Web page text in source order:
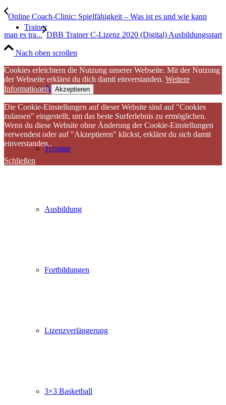
Trainer
Allgemeines
Termine
Ausbildung
Fortbildungen
Lizenzverlängerung
3×3 Basketball
Online Coach-Clinic: Spielfähigkeit – Was ist es und wie kann
man es tra... DBB Trainer C-Lizenz 2020 (Digital) Ausbildungsstart
Nach oben scrollen
Cookies erleichtern die Nutzung unserer Webseite. Mit der Nutzung
der Webseite erklärst du dich damit einverstanden. Weitere
Informationen
Akzeptieren
Die Cookie-Einstellungen auf dieser Website sind auf "Cookies
zulassen" eingestellt, um das beste Surferlebnis zu ermöglichen.
Wenn du diese Website ohne Änderung der Cookie-Einstellungen
verwendest oder auf "Akzeptieren" klickst, erklärst du sich damit
einverstanden..
Schließen